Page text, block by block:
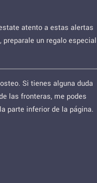
atento a estas alertas
preparale un regalo especial
Si tienes alguna duda
las fronteras, me podes
parte inferior de la página.